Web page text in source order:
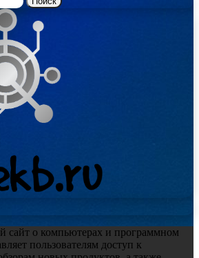
о компьютерах и программном
пользователям доступ к